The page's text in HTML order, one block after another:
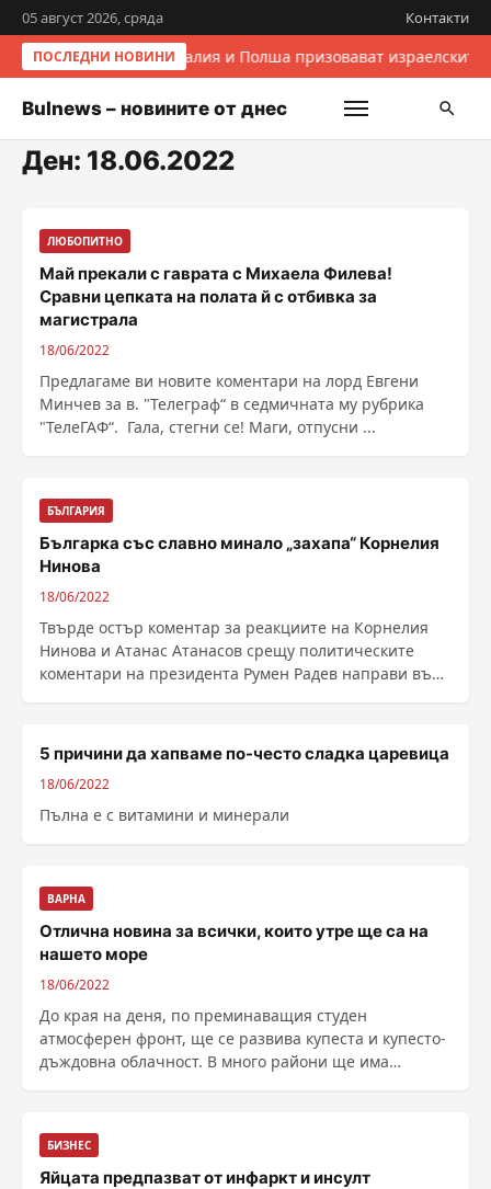
05 август 2026, сряда Контакти
ПОСЛЕДНИ НОВИНИИталия и Полша призовават
Bulnews – новините от днес
Ден: 18.06.2022
ЛЮБОПИТНО
Май прекали с гаврата с Михаела Филева!
Сравни цепката на полата й с отбивка за
магистрала
18/06/2022
Предлагаме ви новите коментари на лорд Евгени
Минчев за в. "Телеграф“ в седмичната му рубрика
"ТелеГАФ“. Гала, стегни се! Маги, отпусни ...
БЪЛГАРИЯ
Българка със славно минало „захапа“ Корнелия
Нинова
18/06/2022
Твърде остър коментар за реакциите на Корнелия
Нинова и Атанас Атанасов срещу политическите
коментари на президента Румен Радев направи във
5 причини да хапваме по-често сладка царевица
18/06/2022
Пълна е с витамини и минерали
ВАРНА
Отлична новина за всички, които утре ще са на
нашето море
18/06/2022
До края на деня, по преминаващия студен
атмосферен фронт, ще се развива купеста и купесто-
дъждовна облачност. В много райони ще има
БИЗНЕС
Яйцата предпазват от инфаркт и инсулт